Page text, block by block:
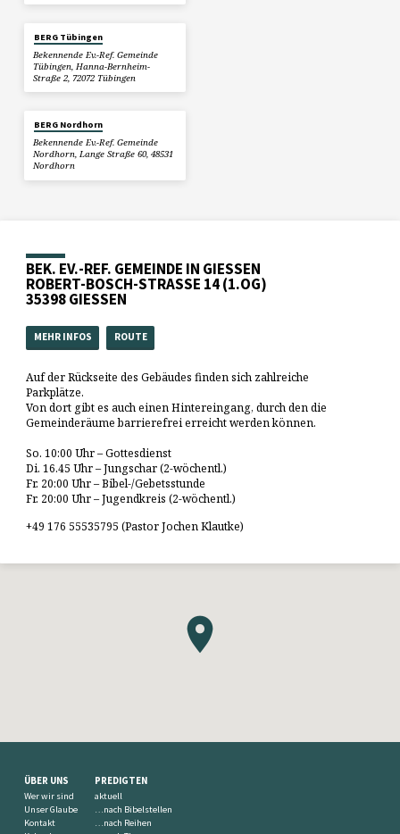
BERG Tübingen
Bekennende Ev.-Ref. Gemeinde
Tübingen, Hanna-Bernheim-
Straße 2, 72072 Tübingen
BERG Nordhorn
Bekennende Ev.-Ref. Gemeinde
Nordhorn, Lange Straße 60, 48531
Nordhorn
BEK. EV.-REF. GEMEINDE IN GIESSEN
ROBERT-BOSCH-STRASSE 14 (1.OG)
35398 GIESSEN
MEHR INFOS ROUTE
Auf der Rückseite des Gebäudes finden sich zahlreiche
Parkplätze.
Von dort gibt es auch einen Hintereingang, durch den die
Gemeinderäume barrierefrei erreicht werden können.
So. 10:00 Uhr – Gottesdienst
Di. 16.45 Uhr – Jungschar (2-wöchentl.)
Fr. 20:00 Uhr – Bibel-/Gebetsstunde
Fr. 20:00 Uhr – Jugendkreis (2-wöchentl.)
+49 176 55535795 (Pastor Jochen Klautke)
ÜBER UNS
Wer wir sind
Unser Glaube
Kontakt
PREDIGTEN
aktuell
…nach Bibelstellen
…nach Reihen